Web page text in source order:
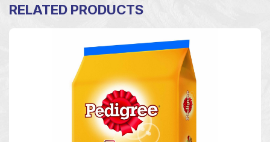
RELATED PRODUCTS